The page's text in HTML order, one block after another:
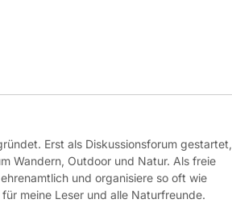
Erst als Diskussionsforum gestartet,
Wandern, Outdoor und Natur. Als freie
und organisiere so oft wie
meine Leser und alle Naturfreunde.